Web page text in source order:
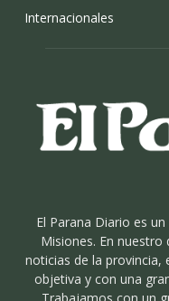
Internacionales
El Parana Diario es
Misiones. En
noticias de la provincia,
objetiva y con una